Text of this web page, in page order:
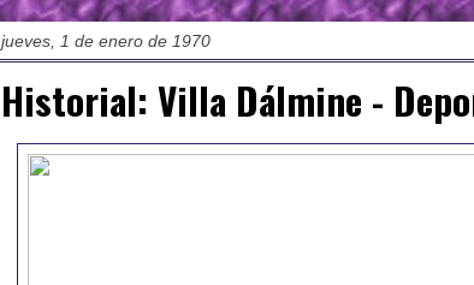
jueves, 1 de enero de 1970
Historial: Villa Dálmine -